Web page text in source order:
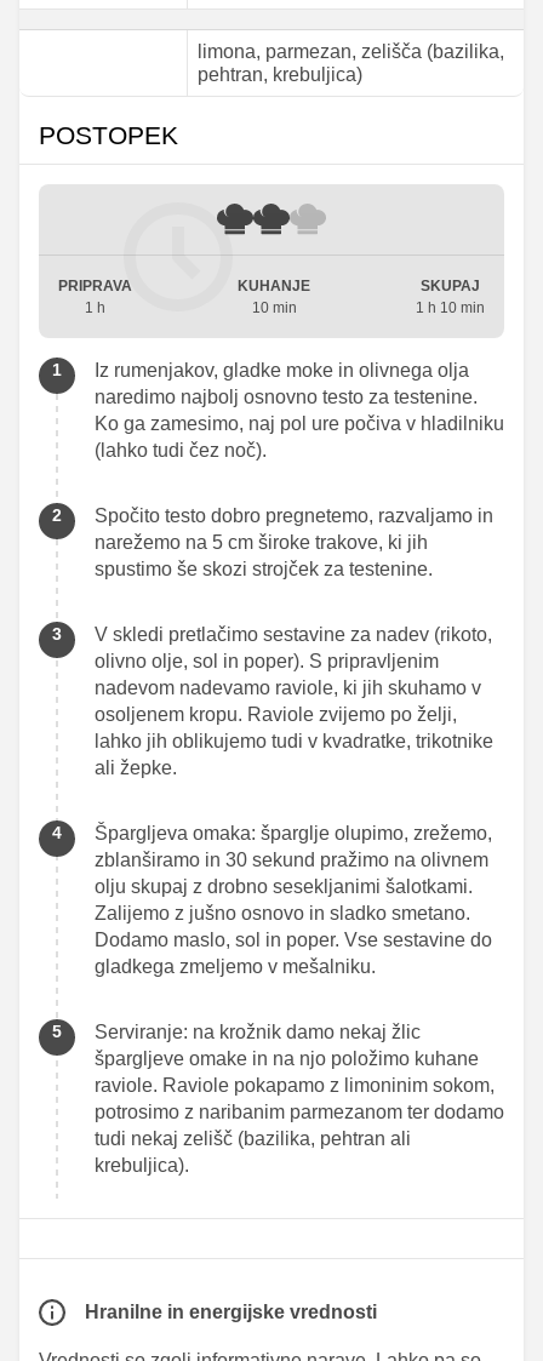
limona, parmezan, zelišča (bazilika,
pehtran, krebuljica)
POSTOPEK
PRIPRAVA
1 h
KUHANJE
10 min
SKUPAJ
1 h 10 min
Iz rumenjakov, gladke moke in olivnega olja
naredimo najbolj osnovno testo za testenine.
Ko ga zamesimo, naj pol ure počiva v hladilniku
(lahko tudi čez noč).
Spočito testo dobro pregnetemo, razvaljamo in
narežemo na 5 cm široke trakove, ki jih
spustimo še skozi strojček za testenine.
V skledi pretlačimo sestavine za nadev (rikoto,
olivno olje, sol in poper). S pripravljenim
nadevom nadevamo raviole, ki jih skuhamo v
osoljenem kropu. Raviole zvijemo po želji,
lahko jih oblikujemo tudi v kvadratke, trikotnike
ali žepke.
Špargljeva omaka: šparglje olupimo, zrežemo,
zblanširamo in 30 sekund pražimo na olivnem
olju skupaj z drobno sesekljanimi šalotkami.
Zalijemo z jušno osnovo in sladko smetano.
Dodamo maslo, sol in poper. Vse sestavine do
gladkega zmeljemo v mešalniku.
Serviranje: na krožnik damo nekaj žlic
špargljeve omake in na njo položimo kuhane
raviole. Raviole pokapamo z limoninim sokom,
potrosimo z naribanim parmezanom ter dodamo
tudi nekaj zelišč (bazilika, pehtran ali
krebuljica).
Hranilne in energijske vrednosti